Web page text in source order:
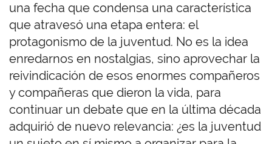
una fecha que condensa una característica
que atravesó una etapa entera: el
protagonismo de la juventud. No es la idea
enredarnos en nostalgias, sino aprovechar la
reivindicación de esos enormes compañeros
y compañeras que dieron la vida, para
continuar un debate que en la última década
adquirió de nuevo relevancia: ¿es la juventud